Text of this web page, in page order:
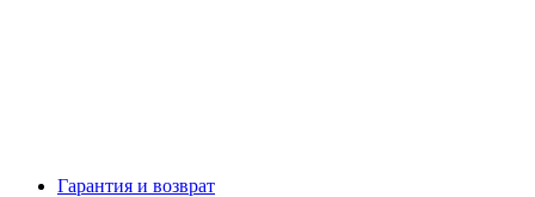
Гарантия и возврат